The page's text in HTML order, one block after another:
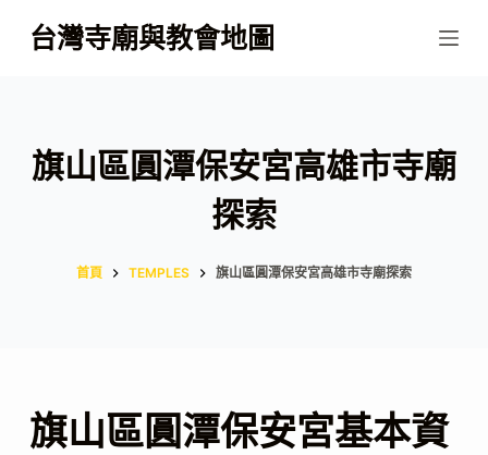
跳
至
容
台灣寺廟與教會地圖
旗山區圓潭保安宮高雄市寺廟
探索
首頁 TEMPLES 旗山區圓潭保安宮高雄市寺廟探索
旗山區圓潭保安宮基本資